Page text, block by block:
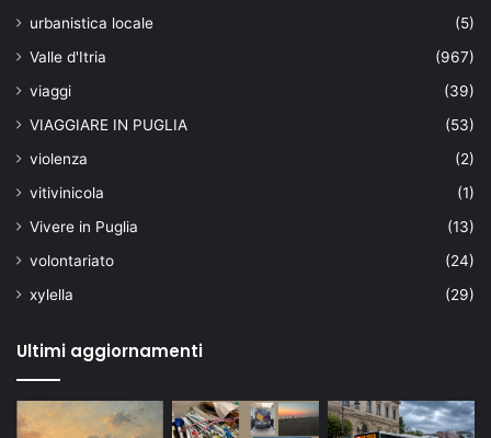
urbanistica locale
(5)
Valle d'Itria
(967)
viaggi
(39)
VIAGGIARE IN PUGLIA
(53)
violenza
(2)
vitivinicola
(1)
Vivere in Puglia
(13)
volontariato
(24)
xylella
(29)
Ultimi aggiornamenti